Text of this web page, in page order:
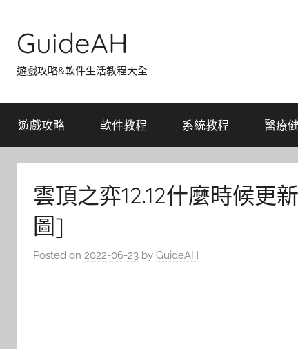
content
GuideAH
遊戲攻略&軟件生活教程大全
遊戲攻略 軟件教程 系統教程 醫療
雲頂之弈12.12什麼時候更
圖]
Posted on 2022-06-23 by GuideAH